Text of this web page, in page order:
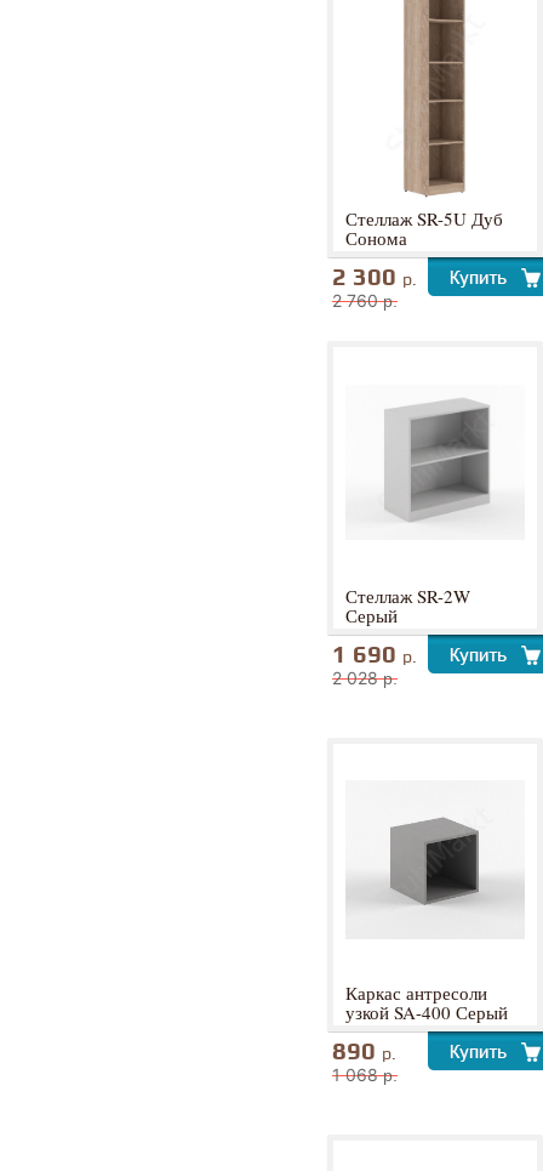
Стеллаж SR-5U Дуб
Сонома
2 760р.
2 300 р.
Стеллаж SR-2W
Серый
2 028р.
1 690 р.
Каркас антресоли
узкой SA-400 Серый
1 068р.
890 р.